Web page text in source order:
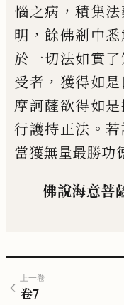
惱之病 ，積集
明 ，餘佛剎中
於一切法如實了
受者 ， 獲得如
摩訶薩欲得如
行護持正法 。
當獲無量最勝功
佛說海意菩
上一卷
卷7